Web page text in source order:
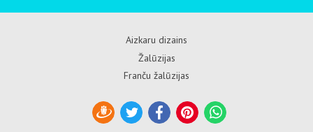
Aizkaru dizains
Žalūzijas
Franču žalūzijas
DraugiemTwitterFacebookPinterestWhatsApp